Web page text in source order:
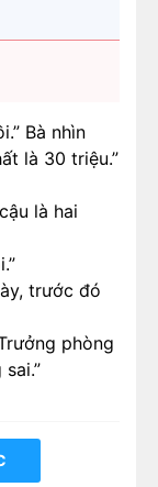
Bà nhìn
là 30 triệu.”
là hai
trước đó
phòng